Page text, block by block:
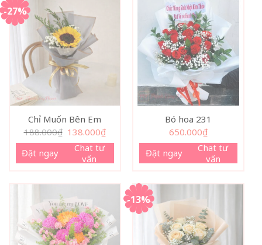
-27%
Chỉ Muốn Bên Em
188.000₫ Giá
gốc
là:
188.000₫.
138.000₫Giá
hiện
tại
138.000₫.
Đặt ngay
Chat tư
vấn
Bó hoa 231
650.000₫
Đặt ngay
Chat tư
vấn
-13%